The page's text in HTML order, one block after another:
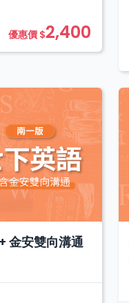
優惠價 $2,400
金安雙向溝通